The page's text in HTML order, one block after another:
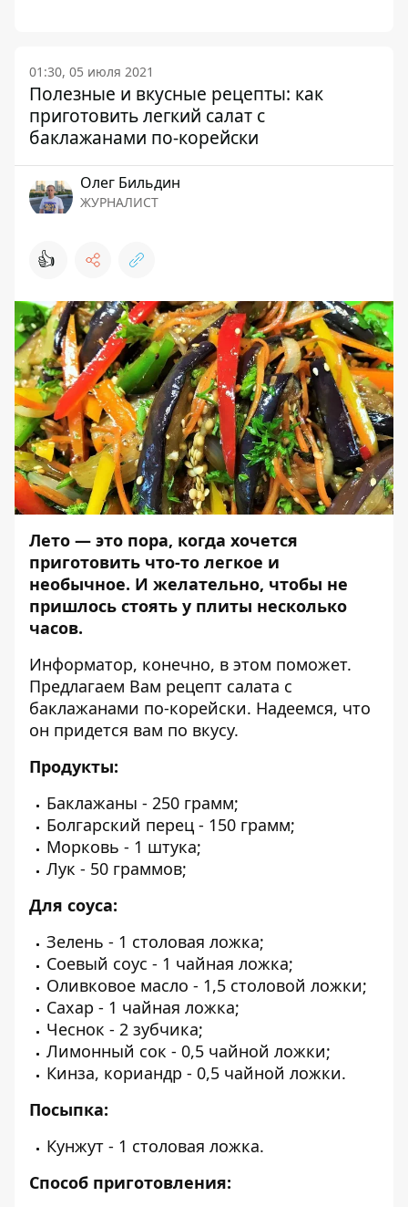
01:30, 05 июля 2021
Полезные и вкусные рецепты: как
приготовить легкий салат с
баклажанами по-корейски
Олег Бильдин
ЖУРНАЛИСТ
👍
Лето — это пора, когда хочется
приготовить что-то легкое и
необычное. И желательно, чтобы не
пришлось стоять у плиты несколько
часов.
Информатор, конечно, в этом поможет.
Предлагаем Вам рецепт салата с
баклажанами по-корейски. Надеемся, что
он придется вам по вкусу.
Продукты:
Баклажаны - 250 грамм;
Болгарский перец - 150 грамм;
Морковь - 1 штука;
Лук - 50 граммов;
Для соуса:
Зелень - 1 столовая ложка;
Соевый соус - 1 чайная ложка;
Оливковое масло - 1,5 столовой ложки;
Сахар - 1 чайная ложка;
Чеснок - 2 зубчика;
Лимонный сок - 0,5 чайной ложки;
Кинза, кориандр - 0,5 чайной ложки.
Посыпка:
Кунжут - 1 столовая ложка.
Способ приготовления: